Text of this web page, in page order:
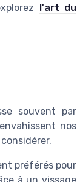
l'art du
souvent par
nos
préférés pour